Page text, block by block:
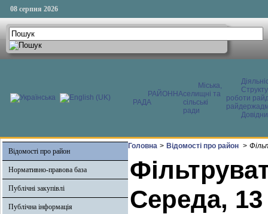
08 серпня 2026
РАЙОННА
РАДА
Міська,
селищні та
сільські
ради
роботи
Відомості про район
Нормативно-правова база
Публічні закупівлі
Публічна інформація
Головна > Відомості про район >
Середа,